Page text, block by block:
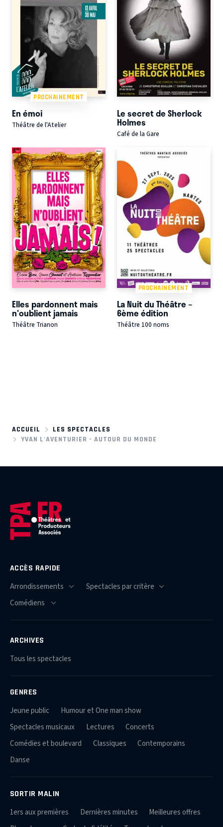
PROCHAINEMENT
En émoi
Théâtre de l'Atelier
Le secret de Sherlock
Holmes
Café de la Gare
Elles pardonnent mais
n'oublient jamais
Théâtre Trianon
PROCHAINEMENT
La Nuit du Théâtre –
6ème édition
Théâtre 100 noms
ACCUEIL
LES SPECTACLES
YVAN L'AVENTURIER - AUTOUR DU MONDE
ACCÈS RAPIDE
ARCHIVES
Tous les spectacles
GENRES
Jeune public
Humour et One man show
Spectacles musicaux
Lectures
Concerts
Comédies et boulevard
Classiques
Contemporains
Danse
SORTIR MALIN
1ers aux premières Dernières minutes
Meilleures offres